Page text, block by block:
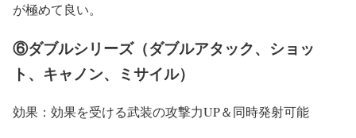
が極めて良い。
⑥ダブルシリーズ（ダブルアタック、ショッ
ト、キャノン、ミサイル）
効果：効果を受ける武装の攻撃力UP＆同時発射可能